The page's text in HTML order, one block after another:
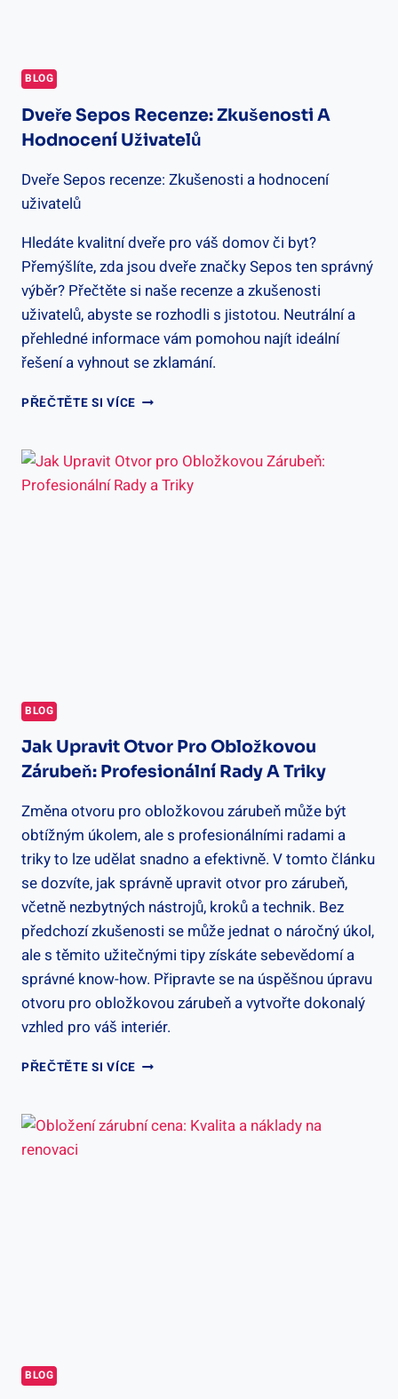
BLOG
Dveře Sepos Recenze: Zkušenosti A
Hodnocení Uživatelů
Dveře Sepos recenze: Zkušenosti a hodnocení
uživatelů
Hledáte kvalitní dveře pro váš domov či byt?
Přemýšlíte, zda jsou dveře značky Sepos ten správný
výběr? Přečtěte si naše recenze a zkušenosti
uživatelů, abyste se rozhodli s jistotou. Neutrální a
přehledné informace vám pomohou najít ideální
řešení a vyhnout se zklamání.
PŘEČTĚTE SI VÍCEDVEŘE
ZKUŠENOSTI
A
HODNOCENÍ
BLOG
Jak Upravit Otvor Pro Obložkovou
Zárubeň: Profesionální Rady A Triky
Změna otvoru pro obložkovou zárubeň může být
obtížným úkolem, ale s profesionálními radami a
triky to lze udělat snadno a efektivně. V tomto článku
se dozvíte, jak správně upravit otvor pro zárubeň,
včetně nezbytných nástrojů, kroků a technik. Bez
předchozí zkušenosti se může jednat o náročný úkol,
ale s těmito užitečnými tipy získáte sebevědomí a
správné know-how. Připravte se na úspěšnou úpravu
otvoru pro obložkovou zárubeň a vytvořte dokonalý
vzhled pro váš interiér.
PŘEČTĚTE SI VÍCEJAK
PRO
OBLOŽKOVOU
BLOG